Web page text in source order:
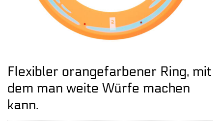
Flexibler orangefarbener Ring, mit
dem man weite Würfe machen
kann.